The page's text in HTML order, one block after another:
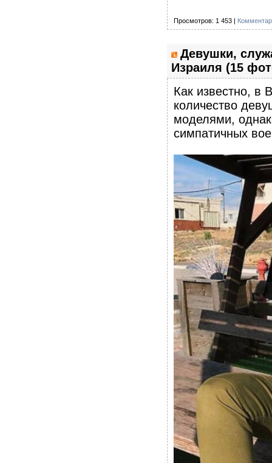
Просмотров: 1 453 |
Девушки,
Израиля (15
Как известно, в
количество
моделями,
симпатичных